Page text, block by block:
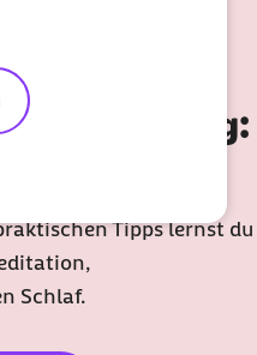
Tipps lernst du
Schlaf.